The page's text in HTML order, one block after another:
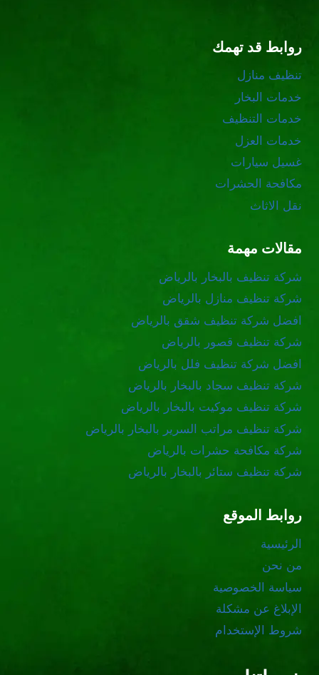
روابط قد تهمك
تنظيف منازل
خدمات البخار
خدمات التنظيف
خدمات العزل
غسيل سيارات
مكافحة الحشرات
نقل الاثاث
مقالات مهمة
شركة تنظيف بالبخار بالرياض
شركة تنظيف منازل بالرياض
افضل شركة تنظيف شقق بالرياض
شركة تنظيف قصور بالرياض
افضل شركة تنظيف فلل بالرياض
شركة تنظيف سجاد بالبخار بالرياض
شركة تنظيف موكيت بالبخار بالرياض
شركة تنظيف مراتب السرير بالبخار بالرياض
شركة مكافحة حشرات بالرياض
شركة تنظيف ستائر بالبخار بالرياض
روابط الموقع
الرئيسية
من نحن
سياسة الخصوصية
الإبلاغ عن مشكلة
شروط الإستخدام